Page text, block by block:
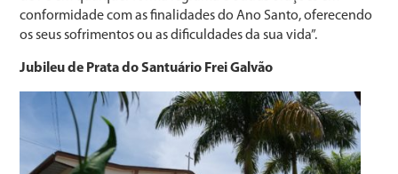
conformidade com as finalidades do Ano Santo, oferecendo
os seus sofrimentos ou as dificuldades da sua vida”.
Jubileu de Prata do Santuário Frei Galvão